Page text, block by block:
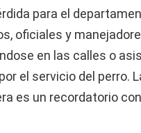
para el
oficiales y
en las calles o
el servicio del perro.
es un recordatorio